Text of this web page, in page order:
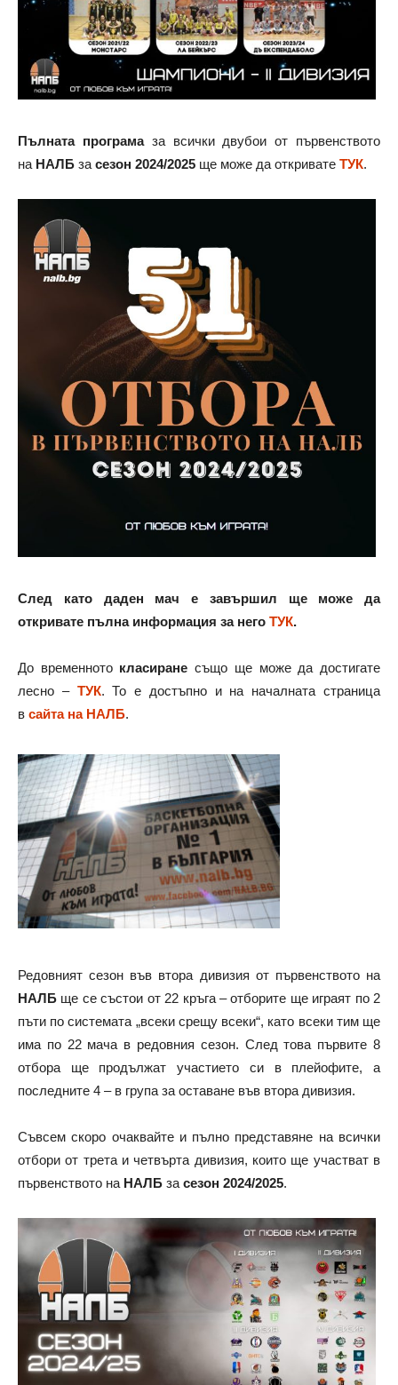
Пълната програмаза всички двубои от първенството
на НАЛБ за сезон 2024/2025 ще може да откривате ТУК.
След като даден мач е завършил ще може да
откривате пълна информация за него ТУК.
До временното класиране също ще може да достигате
лесно – ТУК. То е достъпно и на началната страница
в сайта на НАЛБ.
Редовният сезон във втора дивизия от първенството на
НАЛБ ще се състои от 22 кръга – отборите ще играят по 2
пъти по системата „всеки срещу всеки“, като всеки тим ще
има по 22 мача в редовния сезон. След това първите 8
отбора ще продължат участието си в плейофите, а
последните 4 – в група за оставане във втора дивизия.
Съвсем скоро очаквайте и пълно представяне на всички
отбори от трета и четвърта дивизия, които ще участват в
първенството на НАЛБ за сезон 2024/2025.